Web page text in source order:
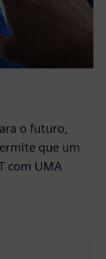
o futuro,
que um
com UMA